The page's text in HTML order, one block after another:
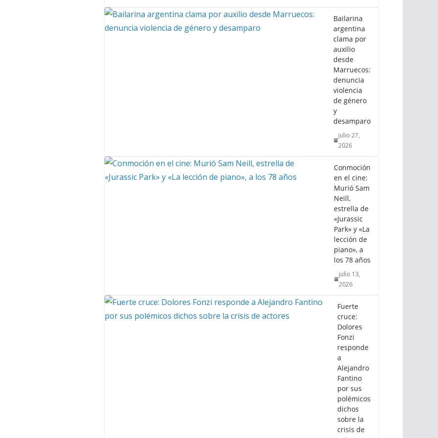
Bailarina
argentina
clama por
auxilio
desde
Marruecos:
denuncia
violencia
de género
y
desamparo
julio 27,
2026
Conmoción
en el cine:
Murió Sam
Neill,
estrella de
«Jurassic
Park» y «La
lección de
piano», a
los 78 años
julio 13,
2026
Fuerte
cruce:
Dolores
Fonzi
responde
a
Alejandro
Fantino
por sus
polémicos
dichos
sobre la
crisis de